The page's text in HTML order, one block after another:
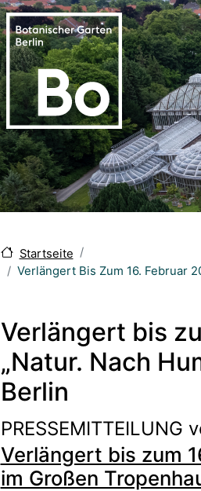
Startseite
Verlängert Bis Zum 16. Februar
Verlängert bis
„Natur. Nach
Berlin
PRESSEMITTEILUNG
Verlängert bis zum
im Großen